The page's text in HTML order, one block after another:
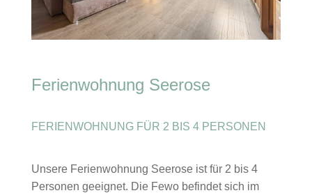
Ferienwohnung Seerose
FERIENWOHNUNG FÜR 2 BIS 4 PERSONEN
Unsere Ferienwohnung Seerose ist für 2 bis 4
Personen geeignet. Die Fewo befindet sich im